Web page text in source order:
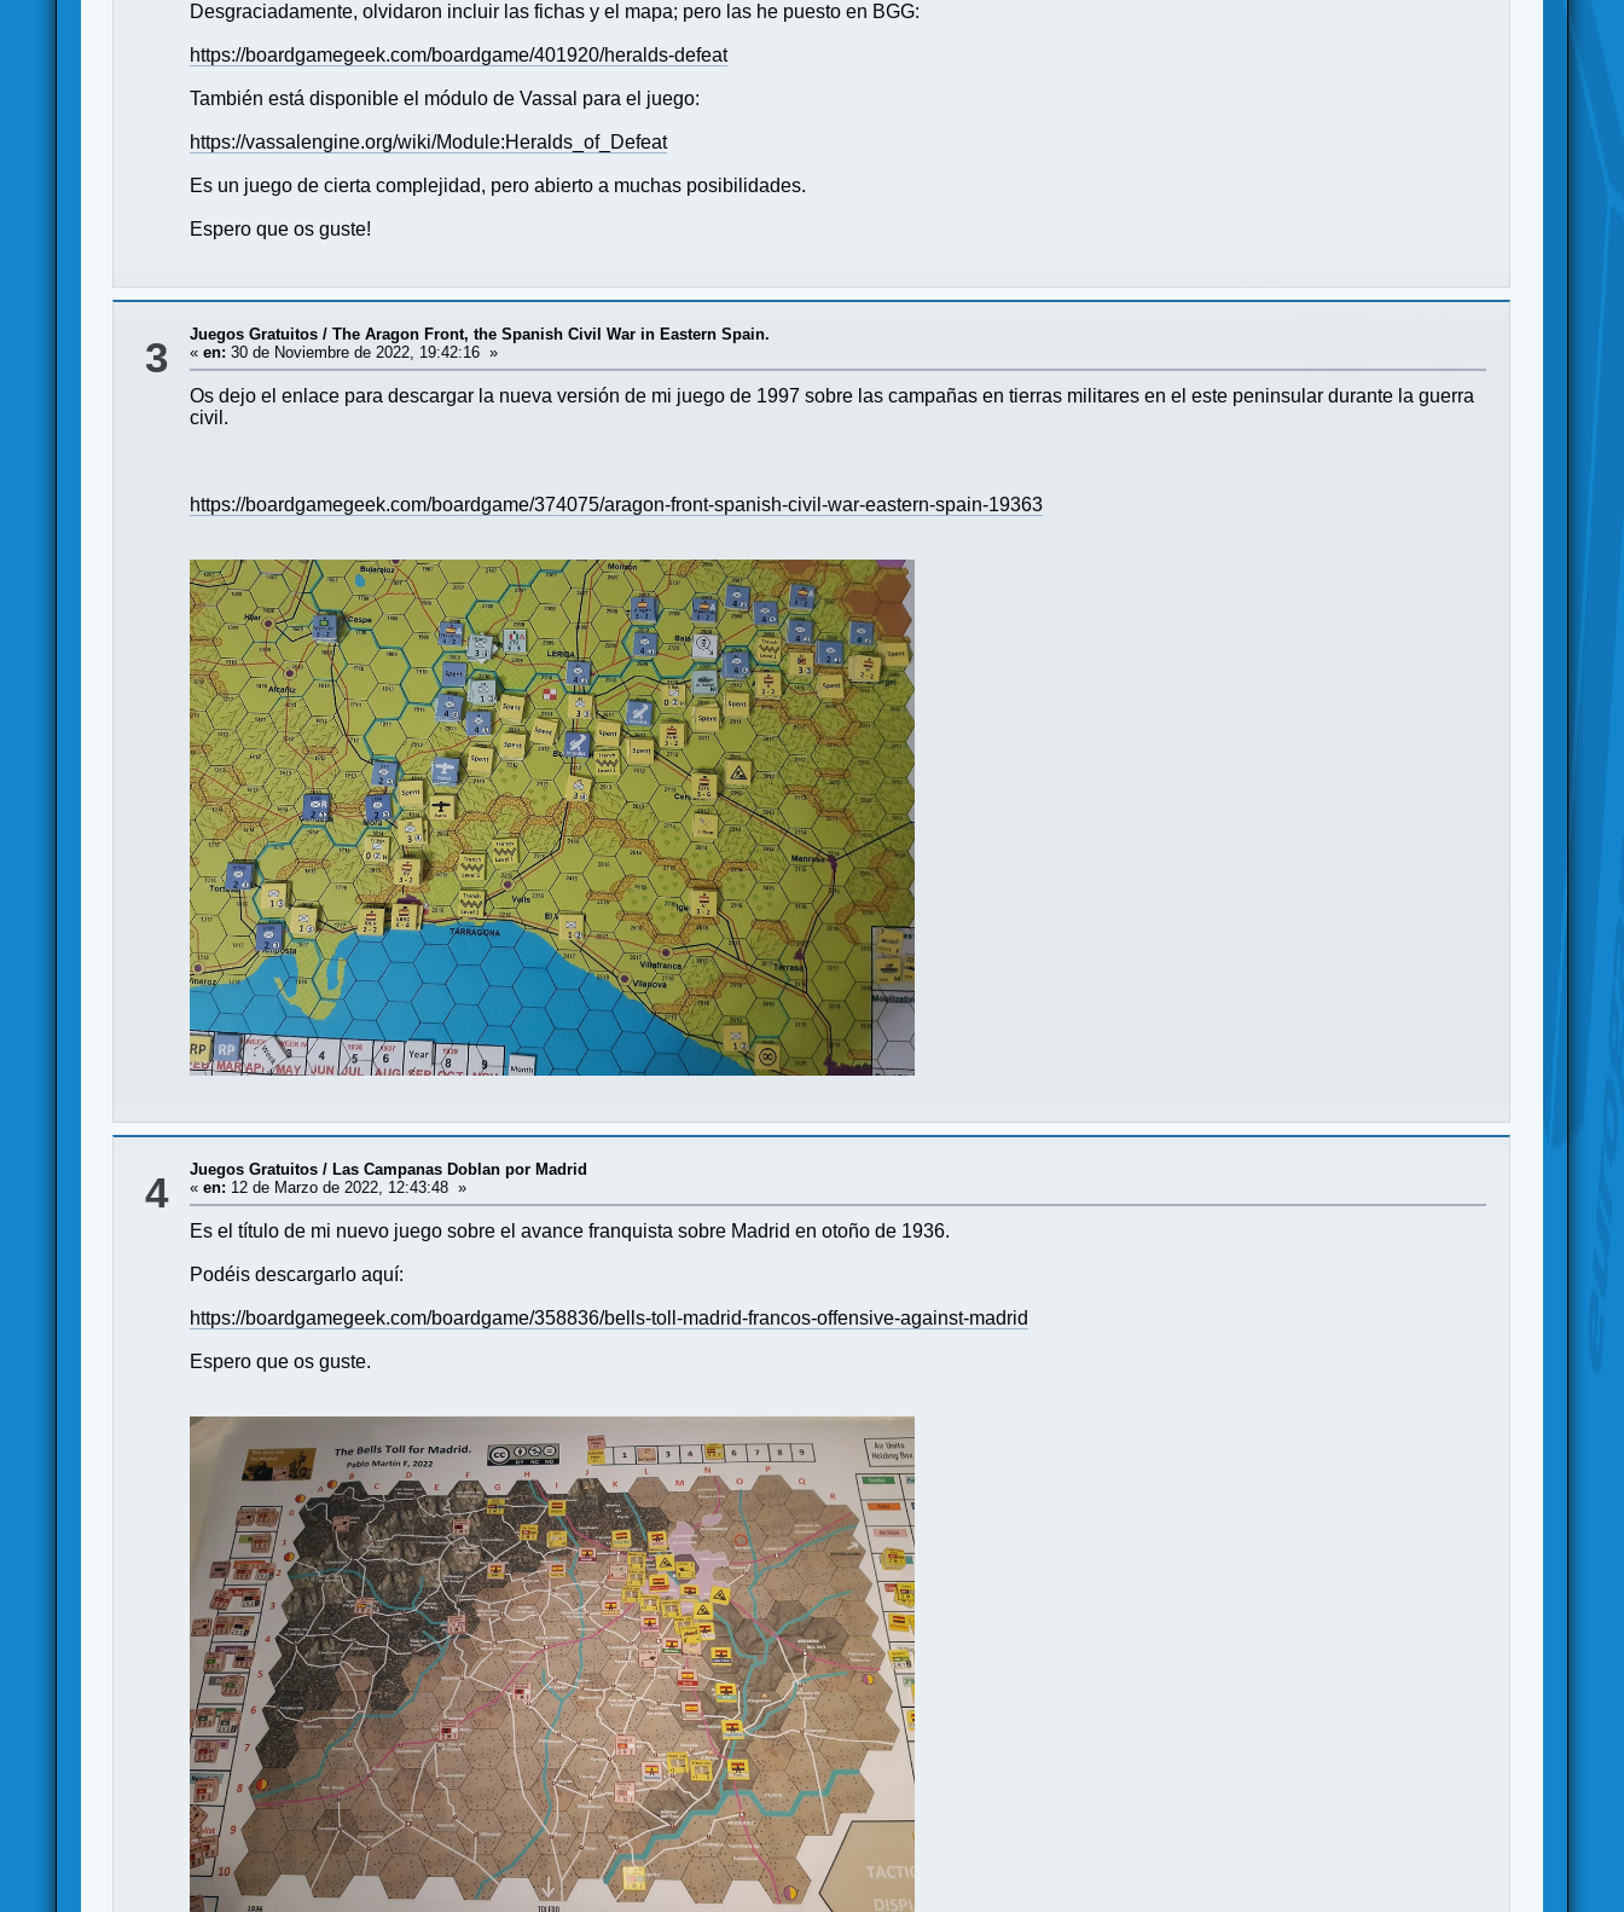
Desgraciadamente, olvidaron incluir las fichas y el mapa; pero las he puesto en BGG:
https://boardgamegeek.com/boardgame/401920/heralds-defeat
También está disponible el módulo de Vassal para el juego:
https://vassalengine.org/wiki/Module:Heralds_of_Defeat
Es un juego de cierta complejidad, pero abierto a muchas posibilidades.
Espero que os guste!
3 Juegos Gratuitos/The Aragon Front, the Spanish Civil War in Eastern Spain.
«en: 30 de Noviembre de 2022, 19:42:16 »
Os dejo el enlace para descargar la nueva versión de mi juego de 1997 sobre las campañas en tierras militares en el este peninsular durante la guerra
civil.
https://boardgamegeek.com/boardgame/374075/aragon-front-spanish-civil-war-eastern-spain-19363
4 Juegos Gratuitos/ Las Campanas Doblan por Madrid
«en: 12 de Marzo de 2022, 12:43:48 »
Es el título de mi nuevo juego sobre el avance franquista sobre Madrid en otoño de 1936.
Podéis descargarlo aquí:
https://boardgamegeek.com/boardgame/358836/bells-toll-madrid-francos-offensive-against-madrid
Espero que os guste.